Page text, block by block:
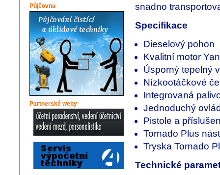
snadno
Specifikace
Dieselový pohon
Kvalitní motor
Úsporný tepelný
Nízkootáčkové
Integrovaná
Jednoduchý
Pistole a
Tornado Plus
Tryska Tornado
Technické
Půjčovna
Partnerské weby